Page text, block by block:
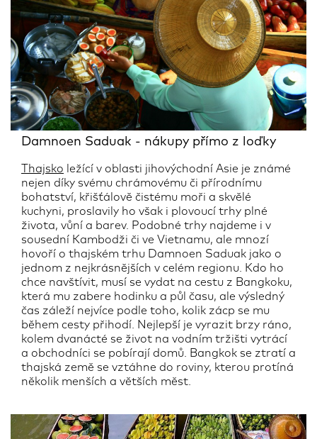
Damnoen Saduak - nákupy přímo z loďky
Thajsko ležící v oblasti jihovýchodní Asie je známé
nejen díky svému chrámovému či přírodnímu
bohatství, křišťálově čistému moři a skvělé
kuchyni, proslavily ho však i plovoucí trhy plné
života, vůní a barev. Podobné trhy najdeme i v
sousední Kambodži či ve Vietnamu, ale mnozí
hovoří o thajském trhu Damnoen Saduak jako o
jednom z nejkrásnějších v celém regionu. Kdo ho
chce navštívit, musí se vydat na cestu z Bangkoku,
která mu zabere hodinku a půl času, ale výsledný
čas záleží nejvíce podle toho, kolik zácp se mu
během cesty přihodí. Nejlepší je vyrazit brzy ráno,
kolem dvanácté se život na vodním tržišti vytrácí
a obchodníci se pobírají domů. Bangkok se ztratí a
thajská země se vztáhne do roviny, kterou protíná
několik menších a větších měst.